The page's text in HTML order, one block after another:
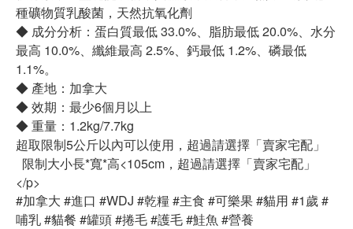
種礦物質乳酸菌，天然抗氧化劑
◆ 成分分析：蛋白質最低 33.0%、脂肪最低 20.0%、水分
最高 10.0%、纖維最高 2.5%、鈣最低 1.2%、磷最低
1.1%。
◆ 產地：加拿大
◆ 效期：最少6個月以上
◆ 重量：1.2kg/7.7kg
超取限制5公斤以內可以使用，超過請選擇「賣家宅配」
限制大小長*寬*高<105cm，超過請選擇「賣家宅配」
</p>
#加拿大 #進口 #WDJ #乾糧 #主食 #可樂果 #貓用 #1歲 #
哺乳 #貓餐 #罐頭 #捲毛 #護毛 #鮭魚 #營養